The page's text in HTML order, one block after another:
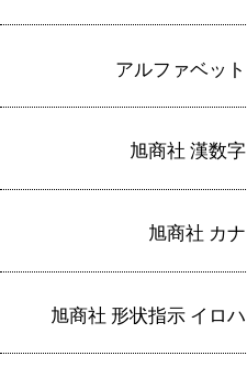
アルファベット
旭商社 漢数字
旭商社 カナ
旭商社 形状指示 イロハ